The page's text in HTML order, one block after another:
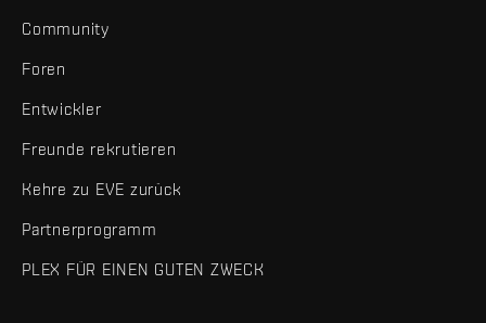
Community
Foren
Entwickler
Freunde rekrutieren
Kehre zu EVE zurück
Partnerprogramm
PLEX FÜR EINEN GUTEN ZWECK